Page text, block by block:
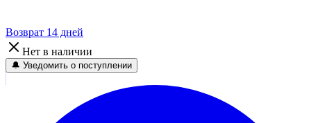
Возврат 14 дней
Нет в наличии
🔔 Уведомить о поступлении